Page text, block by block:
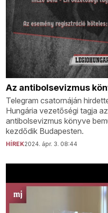
Az antibolsevizmus
Telegram csatornáján
Hungária vezetőségi tagja
antibolsevizmus könyve
kezdődik Budapesten.
HÍREK2024. ápr. 3. 08:44